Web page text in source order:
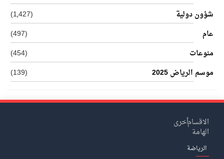
شؤون دولية
(1٬427)
عام
(497)
منوعات
(454)
موسم الرياض 2025
(139)
الاقسام
الهامة
الرياضة
أخرى